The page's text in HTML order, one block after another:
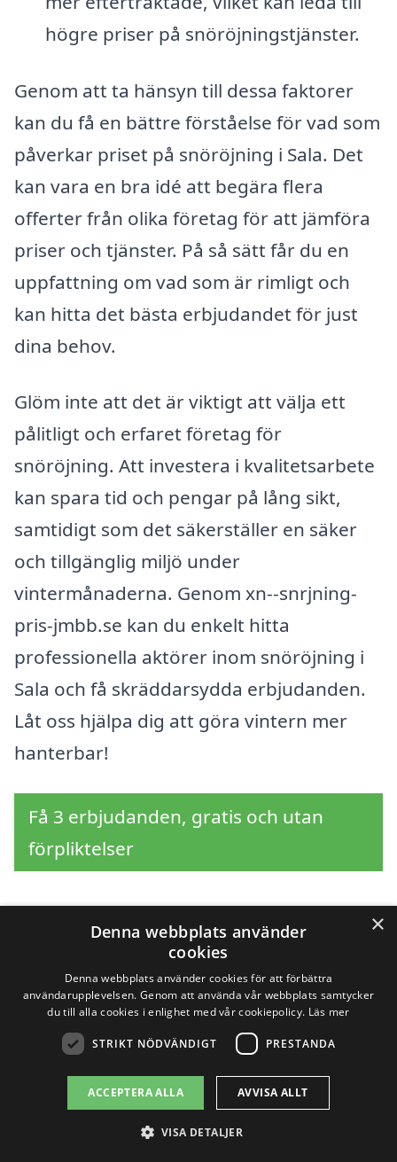
högre priser på snöröjningstjänster.
Genom att ta hänsyn till dessa faktorer
kan du få en bättre förståelse för vad som
påverkar priset på snöröjning i Sala. Det
kan vara en bra idé att begära flera
offerter från olika företag för att jämföra
priser och tjänster. På så sätt får du en
uppfattning om vad som är rimligt och
kan hitta det bästa erbjudandet för just
dina behov.
Glöm inte att det är viktigt att välja ett
pålitligt och erfaret företag för
snöröjning. Att investera i kvalitetsarbete
kan spara tid och pengar på lång sikt,
samtidigt som det säkerställer en säker
och tillgänglig miljö under
vintermånaderna. Genom xn--snrjning-
pris-jmbb.se kan du enkelt hitta
professionella aktörer inom snöröjning i
Sala och få skräddarsydda erbjudanden.
Låt oss hjälpa dig att göra vintern mer
hanterbar!
Få 3 erbjudanden, gratis och utan
förpliktelser
Sök efter en
professionell för
snöröjning i andra
städer nära Sala
När vintern är på väg och snön börjar
×
Denna webbplats använder
cookies
Denna webbplats använder cookies för att förbättra
användarupplevelsen. Genom att använda vår webbplats samtycker
du till alla cookies i enlighet med vår cookiepolicy. Läs mer
STRIKT NÖDVÄNDIGT PRESTANDA
ACCEPTERA ALLA AVVISA ALLT
VISA DETALJER